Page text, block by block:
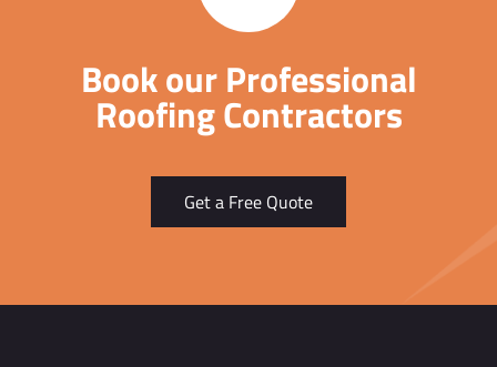
Book our Professional
Roofing Contractors
Get a Free Quote